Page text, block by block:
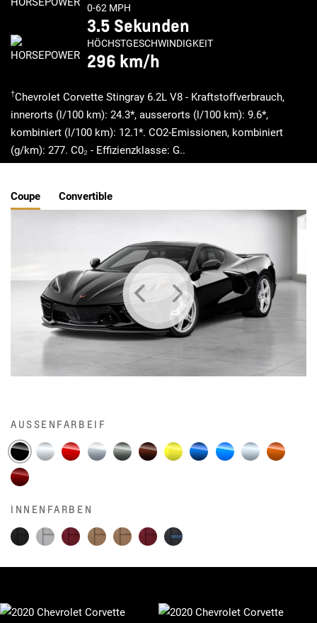
0-62 MPH
3.5 Sekunden
HÖCHSTGESCHWINDIGKEIT
296 km/h
†Chevrolet Corvette Stingray 6.2L V8 - Kraftstoffverbrauch,
innerorts (l/100 km): 24.3*, ausserorts (l/100 km): 9.6*,
kombiniert (l/100 km): 12.1*. CO2-Emissionen, kombiniert
(g/km): 277. C0₂ - Effizienzklasse: G..
Coupe Convertible
AUSSENFARBEIF
INNENFARBEN